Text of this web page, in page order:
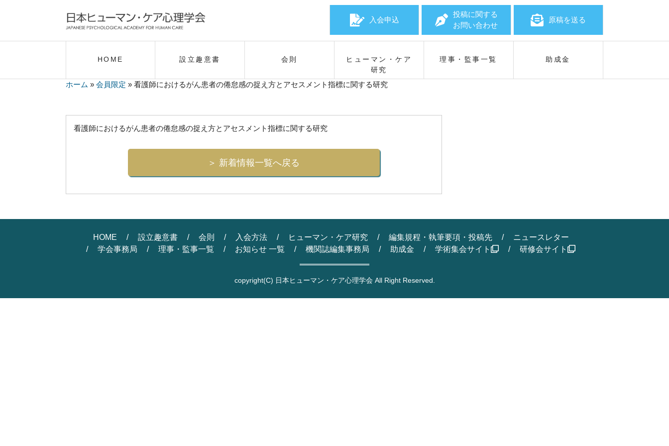
原稿を送る
投稿に関する
お問い合わせ
入会申込
HOME 設立趣意書 会則
ヒューマン・ケア
研究
理事・監事一覧 助成金
ホーム » 会員限定 » 看護師におけるがん患者の倦怠感の捉え方とアセスメント指標に関する研究
看護師におけるがん患者の倦怠感の捉え方とアセスメント指標に関する研究
新着情報一覧へ戻る
HOME 設立趣意書 会則 入会方法 ヒューマン・ケア研究 編集規程・執筆要項・投稿先
ニュースレター
学会事務局
理事・監事一覧 お知らせ 一覧 機関誌編集事務局 助成金 学術集会サイト 研修会サイト
copyright(C) 日本ヒューマン・ケア心理学会 All Right Reserved.